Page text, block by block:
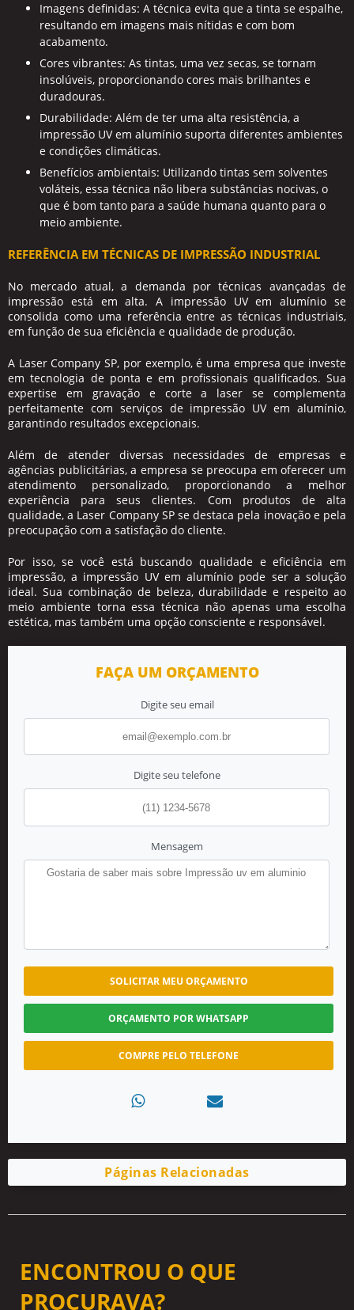
Imagens definidas: A técnica evita que a tinta se espalhe,
resultando em imagens mais nítidas e com bom
acabamento.
Cores vibrantes: As tintas, uma vez secas, se tornam
insolúveis, proporcionando cores mais brilhantes e
duradouras.
Durabilidade: Além de ter uma alta resistência, a
impressão UV em alumínio suporta diferentes ambientes
e condições climáticas.
Benefícios ambientais: Utilizando tintas sem solventes
voláteis, essa técnica não libera substâncias nocivas, o
que é bom tanto para a saúde humana quanto para o
meio ambiente.
REFERÊNCIA EM TÉCNICAS DE IMPRESSÃO INDUSTRIAL
No mercado atual, a demanda por técnicas avançadas de
impressão está em alta. A impressão UV em alumínio se
consolida como uma referência entre as técnicas industriais,
em função de sua eficiência e qualidade de produção.
A Laser Company SP, por exemplo, é uma empresa que investe
em tecnologia de ponta e em profissionais qualificados. Sua
expertise em gravação e corte a laser se complementa
perfeitamente com serviços de impressão UV em alumínio,
garantindo resultados excepcionais.
Além de atender diversas necessidades de empresas e
agências publicitárias, a empresa se preocupa em oferecer um
atendimento personalizado, proporcionando a melhor
experiência para seus clientes. Com produtos de alta
qualidade, a Laser Company SP se destaca pela inovação e pela
preocupação com a satisfação do cliente.
Por isso, se você está buscando qualidade e eficiência em
impressão, a impressão UV em alumínio pode ser a solução
ideal. Sua combinação de beleza, durabilidade e respeito ao
meio ambiente torna essa técnica não apenas uma escolha
estética, mas também uma opção consciente e responsável.
FAÇA UM ORÇAMENTO
Digite seu email
Digite seu telefone
Mensagem
SOLICITAR MEU ORÇAMENTO
ORÇAMENTO POR WHATSAPP
COMPRE PELO TELEFONE
Páginas Relacionadas
ENCONTROU O QUE
PROCURAVA?